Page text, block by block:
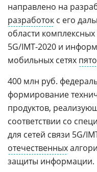
направлено на
разработок с его
области
5G/IMT-2020 и
мобильных сетях
400 млн руб.
формирование
продуктов,
соответствии со
для сетей связи 5G/
отечественных
защиты информации.